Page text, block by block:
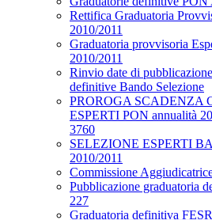
Rettifica Graduatoria
2010/2011
Graduatoria provvisoria
2010/2011
Rinvio date di
definitive Bando Selezione
PROROGA SCADENZA
ESPERTI PON annualità
3760
SELEZIONE ESPERTI
2010/2011
Commissione
Pubblicazione graduatoria
227
Graduatoria definitiva